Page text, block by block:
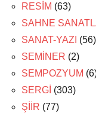
RESİM (63)
SAHNE
SANAT-YAZI (56)
SEMİNER (2)
SEMPOZYUM
SERGİ (303)
ŞİİR (77)